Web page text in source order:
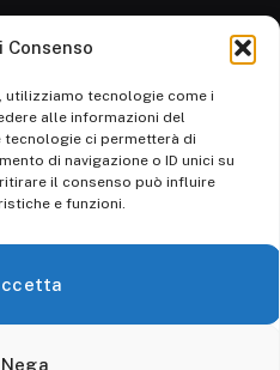
Consenso
utilizziamo tecnologie come i
alle informazioni del
ci permetterà di
di navigazione o ID unici su
il consenso può influire
e funzioni.
Nega